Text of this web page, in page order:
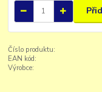
Číslo produktu:
EAN kód:
Výrobce: